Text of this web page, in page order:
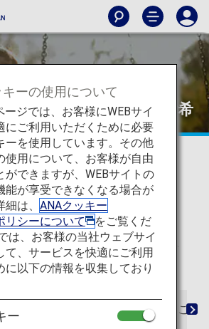
・サポートベルトをご希
ト・サポートベルト
客様（座位保持補助
なお客様へアシストシートやサポート
補助具のお貸し出しのご案内です。
搭乗時 よくあるご質
キーの使用について
ージでは、お客様にWEBサイ
にご利用いただくために必要
ーを使用しています。その他
使用について、お客様が自由
ができますが、WEBサイトの
能が享受できなくなる場合が
は、 ANAクッキー
リシーについて
をご覧くだ
は、お客様の当社ウェブサイ
て、サービスを快適にご利用
に以下の情報を収集しており
ー